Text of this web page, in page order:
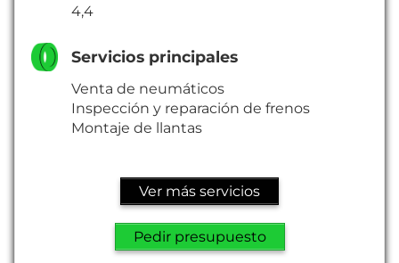
4,4
Servicios principales
Venta de neumáticos
Inspección y reparación de frenos
Montaje de llantas
Ver más servicios
Pedir presupuesto